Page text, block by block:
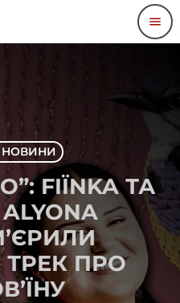
menu
НОВИНИ
FIЇNKA ТА
ТРЕК ПРО